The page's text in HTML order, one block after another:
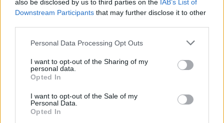
also be disclosed by us to third parties on the IAB’s List of
Downstream Participants that may further disclose it to other
Personal Data Processing Opt Outs
I want to opt-out of the Sharing of my
personal data.
Opted In
I want to opt-out of the Sale of my
Personal Data.
Opted In
Βραζιλία: Σε χαμηλό δεκαετίας η αποψίλωση του
Αμαζονίου – Μειώθηκε κατά 37%
ΑΑΔΕ: Ανοιχτό το σύστημα Ενιαίας Αίτησης Ενίσχυσης
2025 – Μέχρι πότε μπορούν να γίνουν διορθώσεις